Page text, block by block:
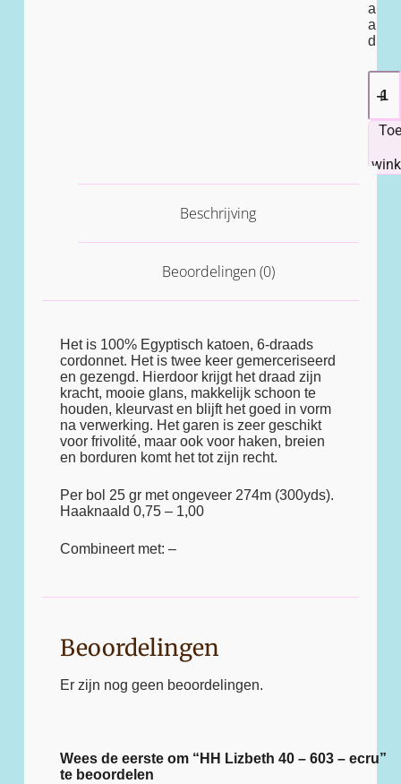
a
a
d
Beschrijving
Beoordelingen (0)
Het is 100% Egyptisch katoen, 6-draads
cordonnet. Het is twee keer gemerceriseerd
en gezengd. Hierdoor krijgt het draad zijn
kracht, mooie glans, makkelijk schoon te
houden, kleurvast en blijft het goed in vorm
na verwerking. Het garen is zeer geschikt
voor frivolité, maar ook voor haken, breien
en borduren komt het tot zijn recht.
Per bol 25 gr met ongeveer 274m (300yds).
Haaknaald 0,75 – 1,00
Combineert met: –
Beoordelingen
Er zijn nog geen beoordelingen.
Wees de eerste om “HH Lizbeth 40 – 603 – ecru”
te beoordelen